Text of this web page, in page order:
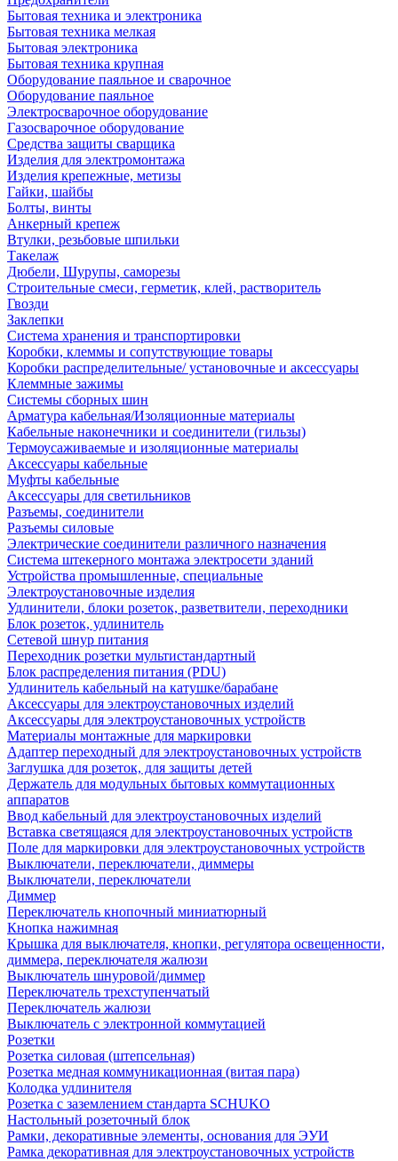
Бытовая техника и электроника
Бытовая техника мелкая
Бытовая электроника
Бытовая техника крупная
Оборудование паяльное и сварочное
Оборудование паяльное
Электросварочное оборудование
Газосварочное оборудование
Средства защиты сварщика
Изделия для электромонтажа
Изделия крепежные, метизы
Гайки, шайбы
Болты, винты
Анкерный крепеж
Втулки, резьбовые шпильки
Такелаж
Дюбели, Шурупы, саморезы
Строительные смеси, герметик, клей, растворитель
Гвозди
Заклепки
Система хранения и транспортировки
Коробки, клеммы и сопутствующие товары
Коробки распределительные/ установочные и аксессуары
Клеммные зажимы
Системы сборных шин
Арматура кабельная/Изоляционные материалы
Кабельные наконечники и соединители (гильзы)
Термоусаживаемые и изоляционные материалы
Аксессуары кабельные
Муфты кабельные
Аксессуары для светильников
Разъемы, соединители
Разъемы силовые
Электрические соединители различного назначения
Система штекерного монтажа электросети зданий
Устройства промышленные, специальные
Электроустановочные изделия
Удлинители, блоки розеток, разветвители, переходники
Блок розеток, удлинитель
Сетевой шнур питания
Переходник розетки мультистандартный
Блок распределения питания (PDU)
Удлинитель кабельный на катушке/барабане
Аксессуары для электроустановочных изделий
Аксессуары для электроустановочных устройств
Материалы монтажные для маркировки
Адаптер переходный для электроустановочных устройств
Заглушка для розеток, для защиты детей
Держатель для модульных бытовых коммутационных
аппаратов
Ввод кабельный для электроустановочных изделий
Вставка светящаяся для электроустановочных устройств
Поле для маркировки для электроустановочных устройств
Выключатели, переключатели, диммеры
Выключатели, переключатели
Диммер
Переключатель кнопочный миниатюрный
Кнопка нажимная
Крышка для выключателя, кнопки, регулятора освещенности,
диммера, переключателя жалюзи
Выключатель шнуровой/диммер
Переключатель трехступенчатый
Переключатель жалюзи
Выключатель с электронной коммутацией
Розетки
Розетка силовая (штепсельная)
Розетка медная коммуникационная (витая пара)
Колодка удлинителя
Розетка с заземлением стандарта SCHUKO
Настольный розеточный блок
Рамки, декоративные элементы, основания для ЭУИ
Рамка декоративная для электроустановочных устройств